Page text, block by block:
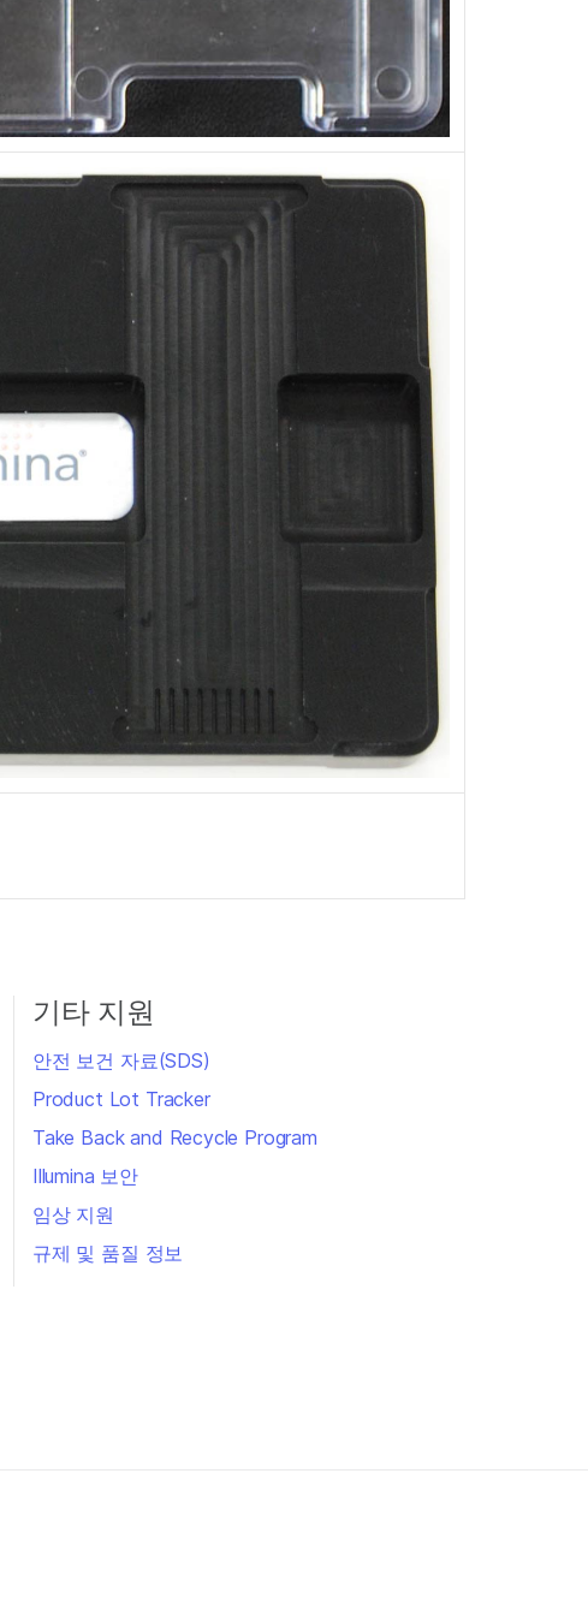
기타 지원
안전 보건 자료(SDS)
Product Lot Tracker
Take Back and Recycle Program
Illumina 보안
임상 지원
규제 및 품질 정보